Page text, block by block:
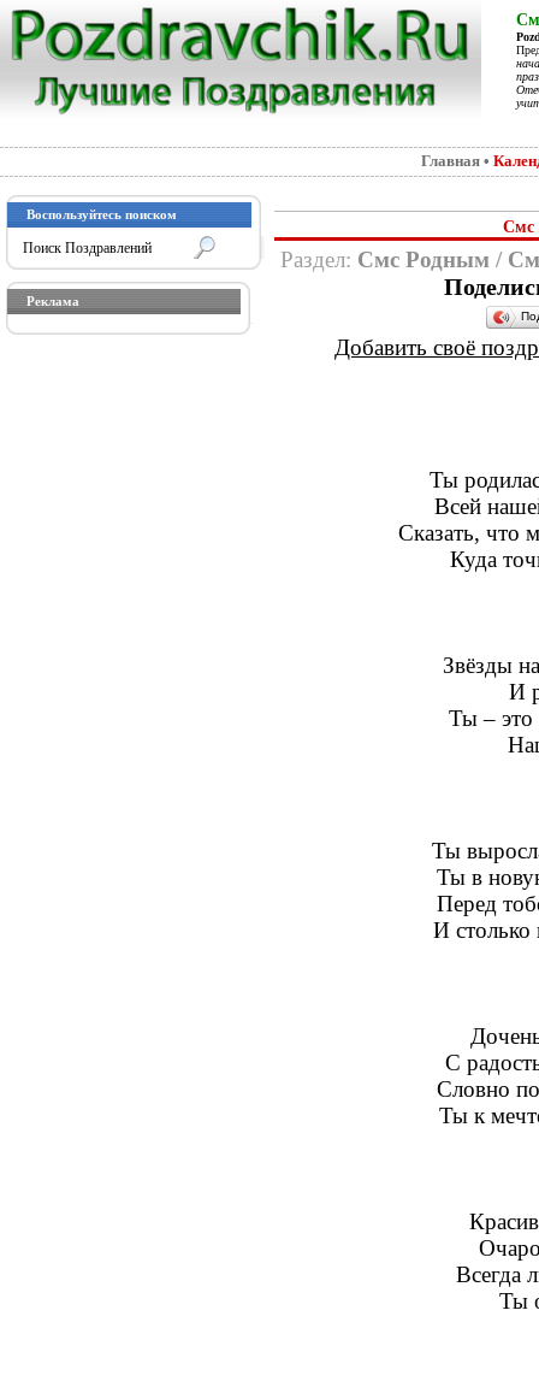
Главная •
Воспользуйтесь поиском
Реклама
Смс
Раздел: Смс Родным /
Добавить своё
Ты
Всей
Сказать, что
Куда
Звёзды
И
Ты – это
Ты
Ты в
Перед
И столько
С
Словно
Ты к
Всегда
Ты